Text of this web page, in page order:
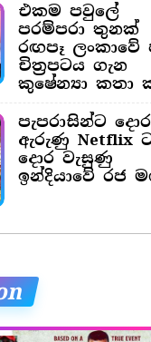
එකම පවුලේ
පරම්පරා තුනක්
රඟපෑ ලංකාවේ
චිත්‍රපටය ගැන
කුෂේන්‍යා කතා
පැපරාසින්ට දොර
ඇරුණු Netflix
දොර වැසුණු
ඉන්දියාවේ රජ